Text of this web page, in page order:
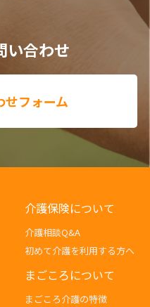
い合わせ
せフォーム
介護保険について
介護相談Q&A
初めて介護を利用する方へ
まごころについて
まごころ介護の特徴